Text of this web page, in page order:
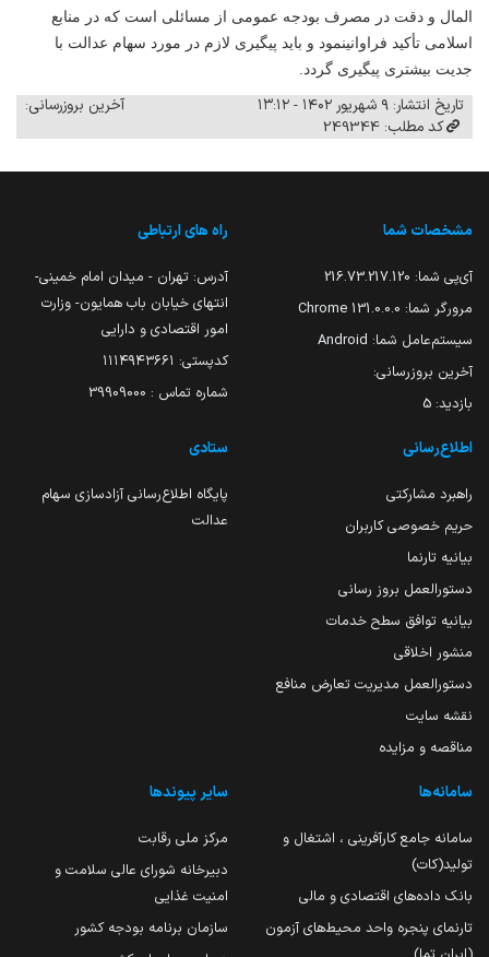
المال و دقت در مصرف بودجه عمومی از مسائلی است که در منابع
اسلامی تأکید فراوانینمود و باید پیگیری لازم در مورد سهام عدالت با
جدیت بیشتری پیگیری گردد.
تاریخ انتشار: ۹ شهریور ۱۴۰۲ - ۱۳:۱۲
آخرین بروزرسانی:
کد مطلب: 249344
مشخصات شما
آی‌پی شما: 216.73.217.120
مرورگر شما: 131.0.0.0 Chrome
سیستم‌عامل شما: Android
آخرین بروزرسانی:
بازدید: 5
راه های ارتباطی
آدرس: تهران - میدان امام خمینی-
انتهای خیابان باب همایون- وزارت
امور اقتصادی و دارایی
کدپستی: ۱۱۱۴۹۴۳۶۶۱
شماره تماس : 39909000
اطلاع‌رسانی
راهبرد مشارکتی
حریم خصوصی کاربران
بیانیه تارنما
دستورالعمل بروز رسانی
بیانیه توافق سطح خدمات
منشور اخلاقی
دستورالعمل مدیریت تعارض منافع
نقشه سایت
مناقصه و مزایده
ستادی
پایگاه اطلاع‌رسانی آزادسازی سهام
عدالت
سامانه‌ها
سامانه جامع کارآفرینی ، اشتغال و
تولید(کات)
بانک داده‌های اقتصادی و مالی
تارنمای پنجره واحد محیط‌های آزمون
سایر پیوندها
مرکز ملی رقابت
دبیرخانه شورای عالی سلامت و
امنیت غذایی
سازمان برنامه بودجه کشور